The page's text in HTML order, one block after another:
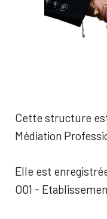
Cette structure
Médiation
Elle est
O01 -